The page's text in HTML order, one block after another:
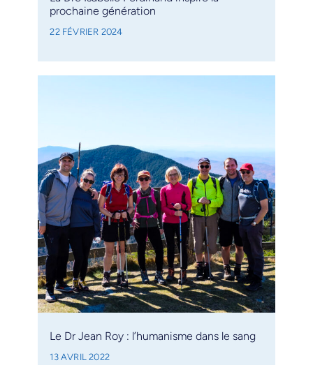
prochaine génération
22 FÉVRIER 2024
Le Dr Jean Roy : l’humanisme dans le sang
13 AVRIL 2022